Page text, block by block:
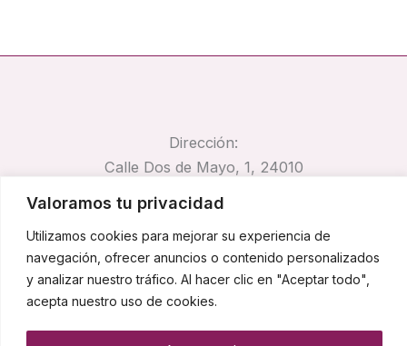
Valoramos tu privacidad
Utilizamos cookies para mejorar su experiencia de
navegación, ofrecer anuncios o contenido personalizados
y analizar nuestro tráfico. Al hacer clic en "Aceptar todo",
acepta nuestro uso de cookies.
Dirección:
Calle Dos de Mayo, 1, 24010
Trobajo del Camino, León
pirocar@pirocar.es
Teléfono:
662 67 42 74